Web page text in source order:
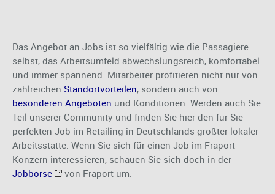
Das Angebot an Jobs ist so vielfältig wie die Passagiere
selbst, das Arbeitsumfeld abwechslungsreich, komfortabel
und immer spannend. Mitarbeiter profitieren nicht nur von
zahlreichen Standortvorteilen, sondern auch von
besonderen Angeboten und Konditionen. Werden auch Sie
Teil unserer Community und finden Sie hier den für Sie
perfekten Job im Retailing in Deutschlands größter lokaler
Arbeitsstätte. Wenn Sie sich für einen Job im Fraport-
Konzern interessieren, schauen Sie sich doch in der
Jobbörse
von Fraport um.